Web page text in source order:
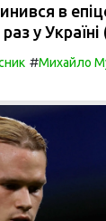
в
у Україні
#Михайло